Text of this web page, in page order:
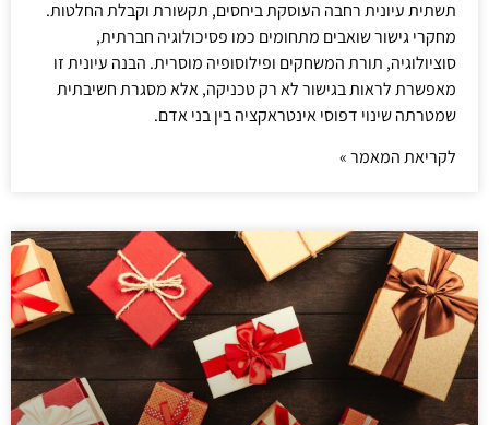
תשתית עיונית רחבה העוסקת ביחסים, תקשורת וקבלת החלטות.
מחקרי גישור שואבים מתחומים כמו פסיכולוגיה חברתית,
סוציולוגיה, תורת המשחקים ופילוסופיה מוסרית. הבנה עיונית זו
מאפשרת לראות בגישור לא רק טכניקה, אלא מסגרת חשיבתית
שמטרתה שינוי דפוסי אינטראקציה בין בני אדם.
לקריאת המאמר »